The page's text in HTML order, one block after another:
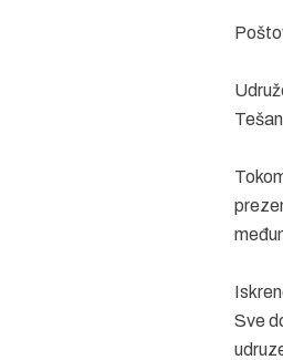
Sve